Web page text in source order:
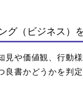
グ（ビジネス）
見や価値観、行動
良書かどうかを判定